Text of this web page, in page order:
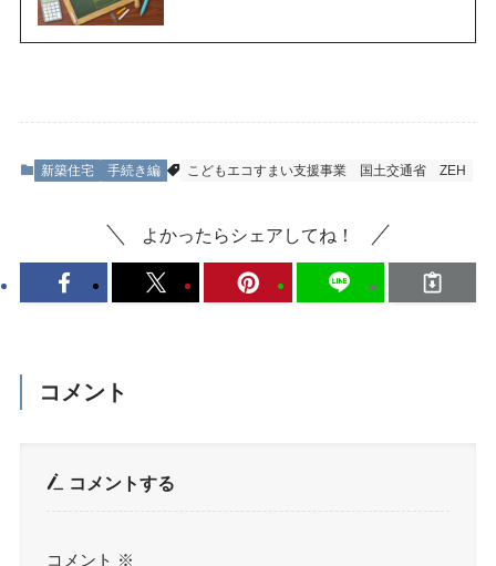
新築住宅 手続き編 こどもエコすまい支援事業 国土交通省 ZEH
よかったらシェアしてね！
コメント
コメントする
コメント ※